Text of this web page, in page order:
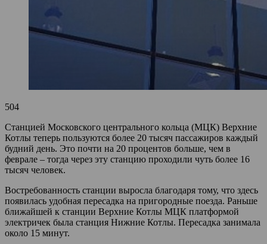
504
Станцией Московского центрального кольца (МЦК) Верхние
Котлы теперь пользуются более 20 тысяч пассажиров каждый
будний день. Это почти на 20 процентов больше, чем в
феврале – тогда через эту станцию проходили чуть более 16
тысяч человек.
Востребованность станции выросла благодаря тому, что здесь
появилась удобная пересадка на пригородные поезда. Раньше
ближайшей к станции Верхние Котлы МЦК платформой
электричек была станция Нижние Котлы. Пересадка занимала
около 15 минут.